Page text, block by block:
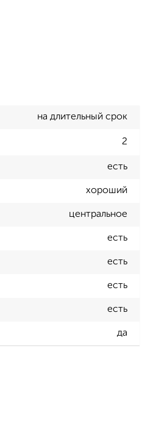
на длительный срок
2
есть
хороший
центральное
есть
есть
есть
есть
да